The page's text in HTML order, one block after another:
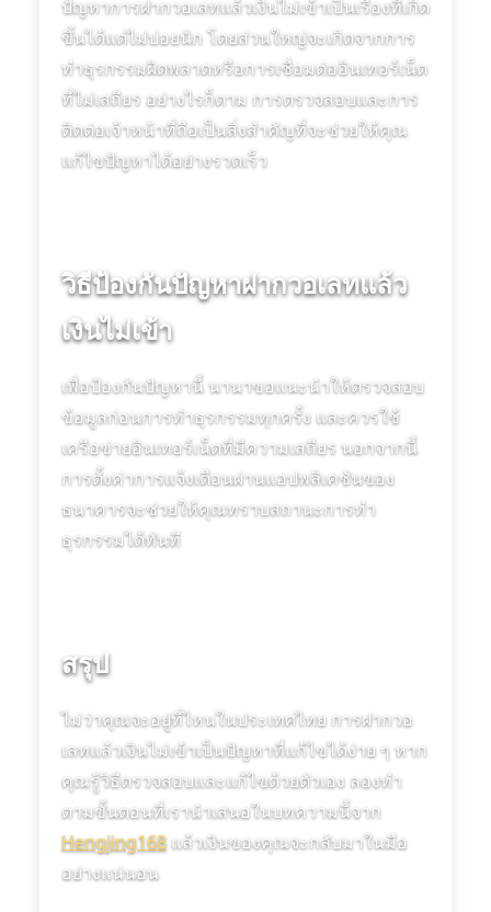
ปัญหาการฝากวอเลทแล้วเงินไม่เข้าเป็นเรื่องที่เกิด
ขึ้นได้แต่ไม่บ่อยนัก โดยส่วนใหญ่จะเกิดจากการ
ทำธุรกรรมผิดพลาดหรือการเชื่อมต่ออินเทอร์เน็ต
ที่ไม่เสถียร อย่างไรก็ตาม การตรวจสอบและการ
ติดต่อเจ้าหน้าที่ถือเป็นสิ่งสำคัญที่จะช่วยให้คุณ
แก้ไขปัญหาได้อย่างรวดเร็ว
วิธีป้องกันปัญหาฝากวอเลทแล้ว
เงินไม่เข้า
เพื่อป้องกันปัญหานี้ นานาขอแนะนำให้ตรวจสอบ
ข้อมูลก่อนการทำธุรกรรมทุกครั้ง และควรใช้
เครือข่ายอินเทอร์เน็ตที่มีความเสถียร นอกจากนี้
การตั้งค่าการแจ้งเตือนผ่านแอปพลิเคชันของ
ธนาคารจะช่วยให้คุณทราบสถานะการทำ
ธุรกรรมได้ทันที
สรุป
ไม่ว่าคุณจะอยู่ที่ไหนในประเทศไทย การฝากวอ
เลทแล้วเงินไม่เข้าเป็นปัญหาที่แก้ไขได้ง่าย ๆ หาก
คุณรู้วิธีตรวจสอบและแก้ไขด้วยตัวเอง ลองทำ
ตามขั้นตอนที่เรานำเสนอในบทความนี้จาก
Hengjing168แล้วเงินของคุณจะกลับมาในมือ
อย่างแน่นอน